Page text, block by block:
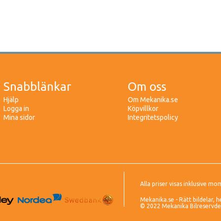
Snabblänkar
Hjälp
Logga in
Mina sidor
Om oss
Om Mekanika.se
Köpvillkor
Integritetspolicy
Alla priser visas inklusive
Mekanika.se - Rätt bildelar,
© 2022 Mekanika